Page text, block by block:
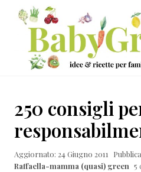
Menu
Passa
contenuto
principale
Passa
laterale
primaria
Passa
ricette
per
famiglie
250 consigli
Aggiornato: 24 Giugno 2011
Raffaella-mamma (quasi) green 5